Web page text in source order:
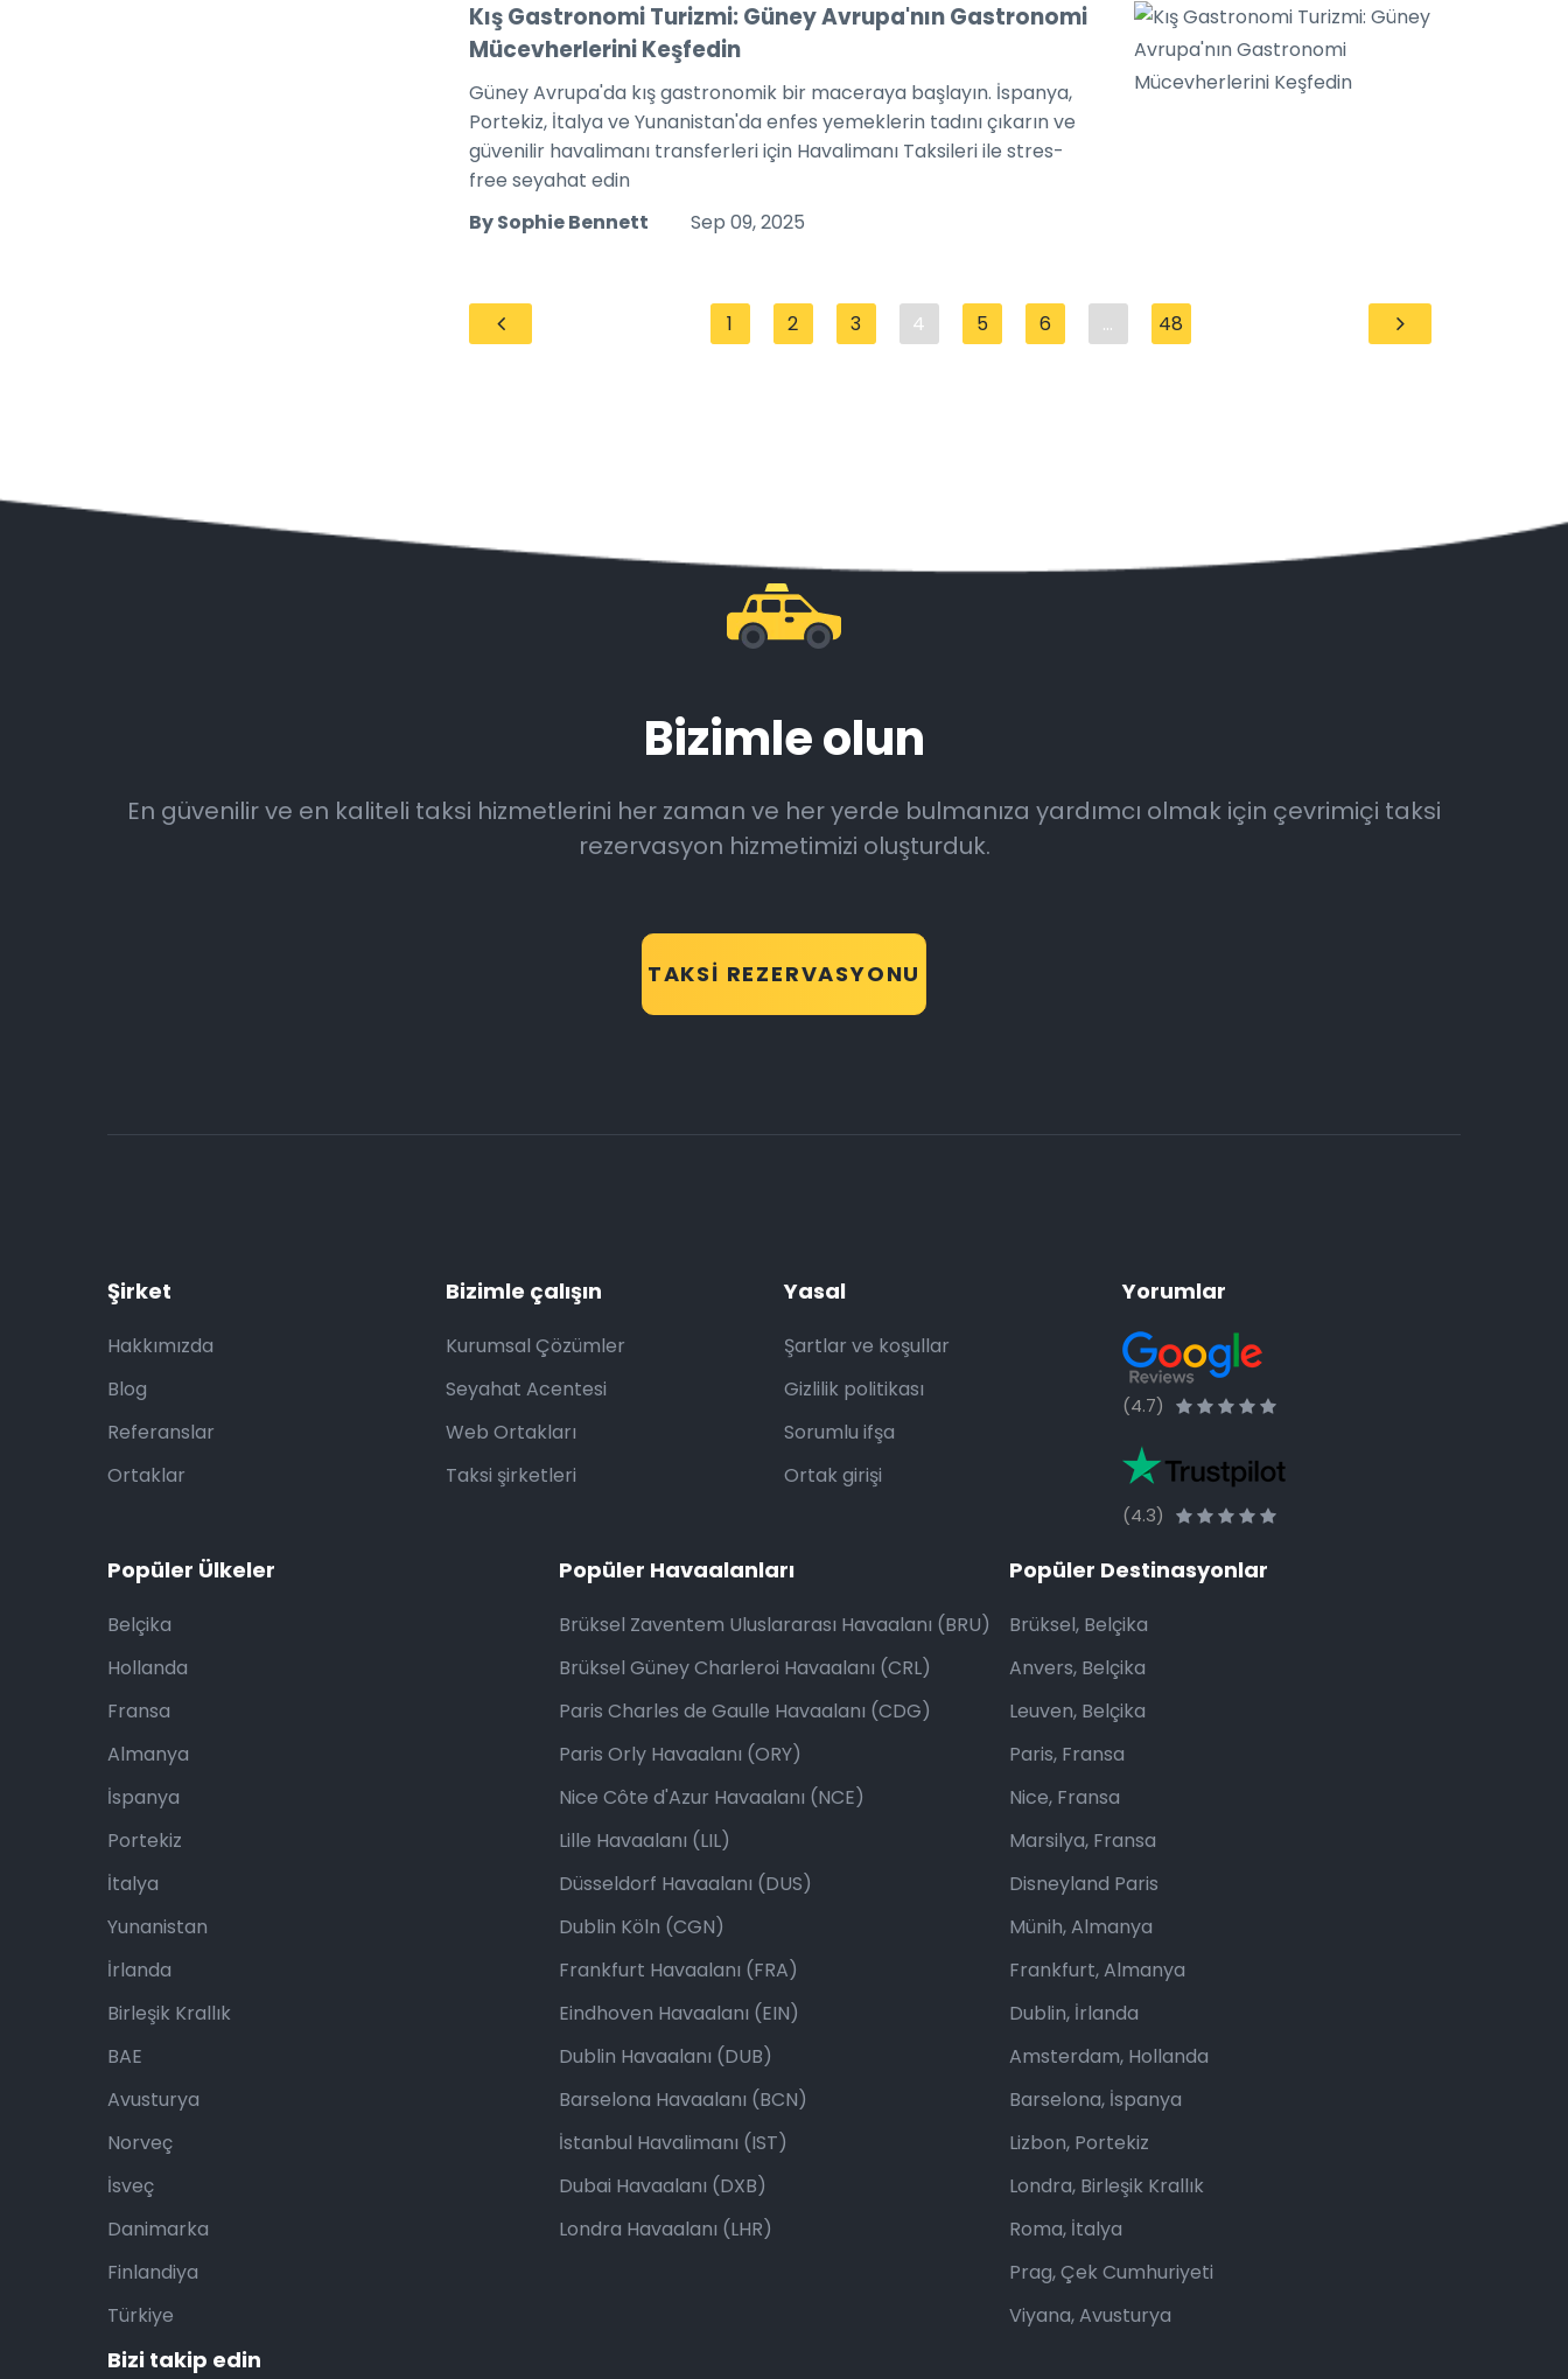
Kış Gastronomi Turizmi: Güney Avrupa'nın Gastronomi
Mücevherlerini Keşfedin
Güney Avrupa'da kış gastronomik bir maceraya başlayın. İspanya,
Portekiz, İtalya ve Yunanistan'da enfes yemeklerin tadını çıkarın ve
güvenilir havalimanı transferleri için Havalimanı Taksileri ile stres-
free seyahat edin
By Sophie Bennett
Sep 09, 2025
1 2 3 4 5 6 ... 48
Bizimle olun
En güvenilir ve en kaliteli taksi hizmetlerini her zaman ve her yerde bulmanıza yardımcı olmak için çevrimiçi taksi
rezervasyon hizmetimizi oluşturduk.
TAKSI REZERVASYONU
Şirket
Hakkımızda
Blog
Referanslar
Ortaklar
Bizimle çalışın
Kurumsal Çözümler
Seyahat Acentesi
Web Ortakları
Taksi şirketleri
Yasal
Şartlar ve koşullar
Gizlilik politikası
Sorumlu ifşa
Ortak girişi
Yorumlar
(4.7)
(4.3)
Popüler Ülkeler
Belçika
Hollanda
Fransa
Almanya
İspanya
Portekiz
İtalya
Yunanistan
İrlanda
Birleşik Krallık
BAE
Avusturya
Norveç
İsveç
Danimarka
Finlandiya
Türkiye
Popüler Havaalanları
Brüksel Zaventem Uluslararası Havaalanı (BRU)
Brüksel Güney Charleroi Havaalanı (CRL)
Paris Charles de Gaulle Havaalanı (CDG)
Paris Orly Havaalanı (ORY)
Nice Côte d'Azur Havaalanı (NCE)
Lille Havaalanı (LIL)
Düsseldorf Havaalanı (DUS)
Dublin Köln (CGN)
Frankfurt Havaalanı (FRA)
Eindhoven Havaalanı (EIN)
Dublin Havaalanı (DUB)
Barselona Havaalanı (BCN)
İstanbul Havalimanı (IST)
Dubai Havaalanı (DXB)
Londra Havaalanı (LHR)
Popüler Destinasyonlar
Brüksel, Belçika
Anvers, Belçika
Leuven, Belçika
Paris, Fransa
Nice, Fransa
Marsilya, Fransa
Disneyland Paris
Münih, Almanya
Frankfurt, Almanya
Dublin, İrlanda
Amsterdam, Hollanda
Barselona, İspanya
Lizbon, Portekiz
Londra, Birleşik Krallık
Roma, İtalya
Prag, Çek Cumhuriyeti
Viyana, Avusturya
Bizi takip edin